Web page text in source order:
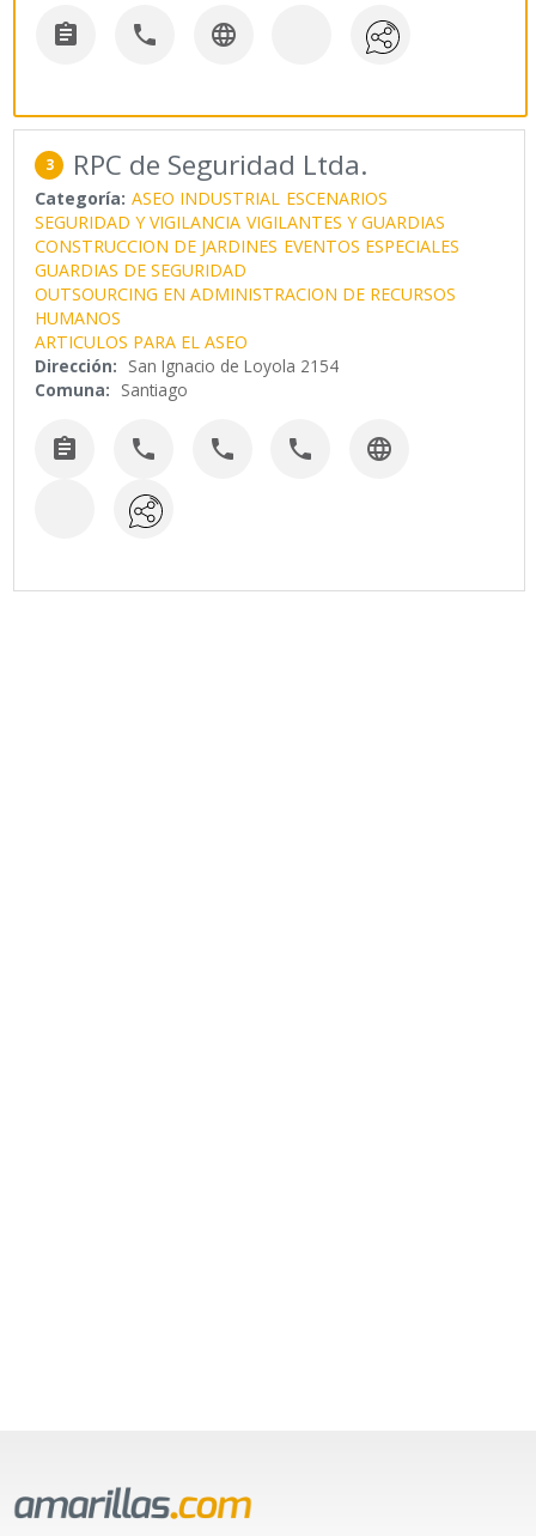
  
3 RPC de Seguridad Ltda.
Categoría: ASEO INDUSTRIAL ESCENARIOS
SEGURIDAD Y VIGILANCIA VIGILANTES Y GUARDIAS
CONSTRUCCION DE JARDINES EVENTOS ESPECIALES
GUARDIAS DE SEGURIDAD
OUTSOURCING EN ADMINISTRACION DE RECURSOS
HUMANOS
ARTICULOS PARA EL ASEO
Dirección: San Ignacio de Loyola 2154
Comuna: Santiago
    